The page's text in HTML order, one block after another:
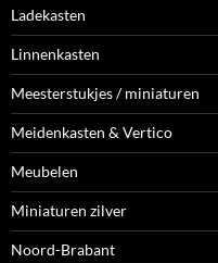
Ladekasten
Linnenkasten
Meesterstukjes / miniaturen
Meidenkasten & Vertico
Meubelen
Miniaturen zilver
Noord-Brabant